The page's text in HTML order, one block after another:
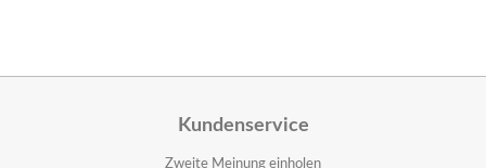
Kundenservice
Zweite Meinung einholen